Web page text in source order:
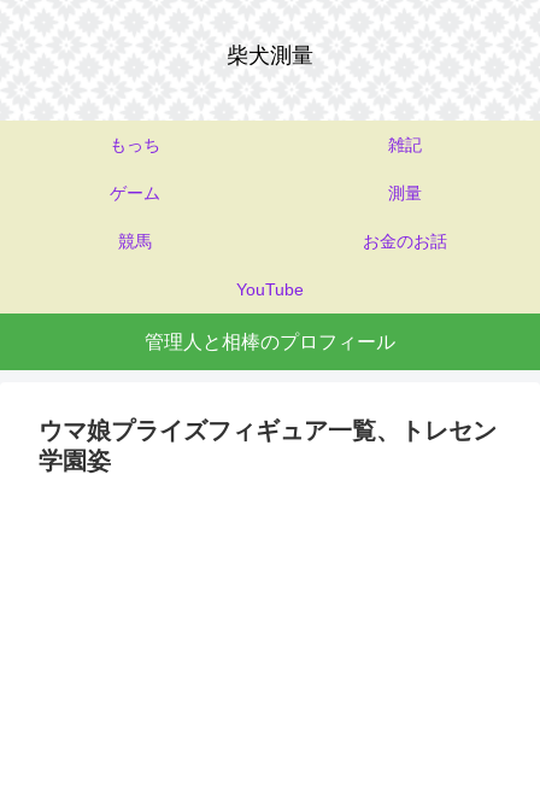
柴犬測量
もっち 雑記
ゲーム 測量
競馬 お金のお話
YouTube
管理人と相棒のプロフィール
ウマ娘プライズフィギュア一覧、トレセン
学園姿